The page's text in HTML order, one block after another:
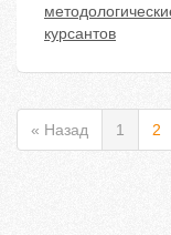
курсантов
« Назад 1 2